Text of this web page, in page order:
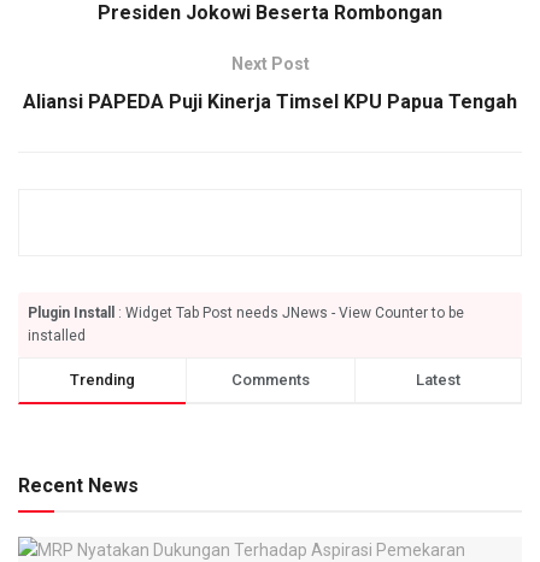
Presiden Jokowi Beserta Rombongan
Next Post
Aliansi PAPEDA Puji Kinerja Timsel KPU Papua Tengah
Plugin Install
: Widget Tab Post needs JNews - View Counter to be
installed
Trending Comments Latest
Recent News